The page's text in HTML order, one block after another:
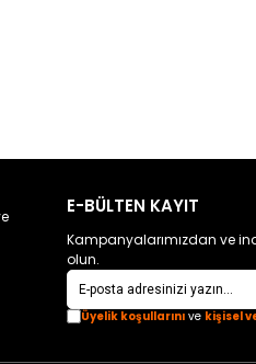
E-BÜLTEN KAYIT
Kampanyalarımızdan ve
olun.
Üyelik koşullarınıve kişisel